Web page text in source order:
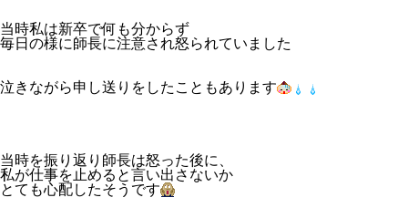
当時私は新卒で何も分からず
毎日の様に師長に注意され怒られていました
泣きながら申し送りをしたこともあります
当時を振り返り師長は怒った後に、
私が仕事を止めると言い出さないか
とても心配したそうです